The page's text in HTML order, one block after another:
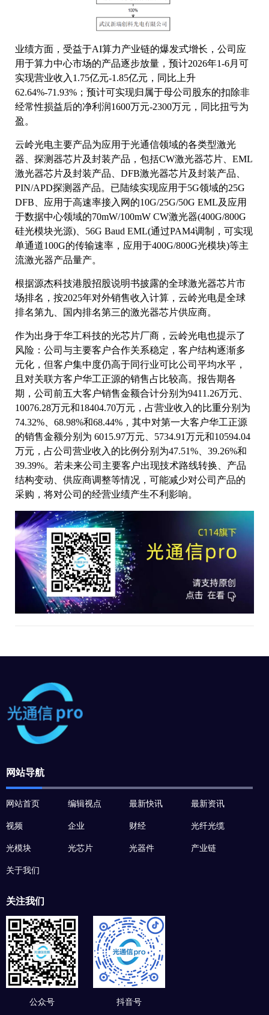
业绩方面，受益于AI算力产业链的爆发式增长，公司应
用于算力中心市场的产品逐步放量，预计2026年1-6月可
实现营业收入1.75亿元-1.85亿元，同比上升
62.64%-71.93%；预计可实现归属于母公司股东的扣除非
经常性损益后的净利润1600万元-2300万元，同比扭亏为
盈。
云岭光电主要产品为应用于光通信领域的各类型激光
器、探测器芯片及封装产品，包括CW激光器芯片、EML
激光器芯片及封装产品、DFB激光器芯片及封装产品、
PIN/APD探测器产品。已陆续实现应用于5G领域的25G
DFB、应用于高速率接入网的10G/25G/50G EML及应用
于数据中心领域的70mW/100mW CW激光器(400G/800G
硅光模块光源)、56G Baud EML(通过PAM4调制，可实现
单通道100G的传输速率，应用于400G/800G光模块)等主
流激光器产品量产。
根据源杰科技港股招股说明书披露的全球激光器芯片市
场排名，按2025年对外销售收入计算，云岭光电是全球
排名第九、国内排名第三的激光器芯片供应商。
作为出身于华工科技的光芯片厂商，云岭光电也提示了
风险：公司与主要客户合作关系稳定，客户结构逐渐多
元化，但客户集中度仍高于同行业可比公司平均水平，
且对关联方客户华工正源的销售占比较高。报告期各
期，公司前五大客户销售金额合计分别为9411.26万元、
10076.28万元和18404.70万元，占营业收入的比重分别为
74.32%、68.98%和68.44%，其中对第一大客户华工正源
的销售金额分别为 6015.97万元、5734.91万元和10594.04
万元，占公司营业收入的比例分别为47.51%、39.26%和
39.39%。若未来公司主要客户出现技术路线转换、产品
结构变动、供应商调整等情况，可能减少对公司产品的
采购，将对公司的经营业绩产生不利影响。
网站导航
网站首页 编辑视点 最新快讯 最新资讯
视频 企业 财经 光纤光缆
光模块 光芯片 光器件 产业链
关于我们
关注我们
公众号 抖音号